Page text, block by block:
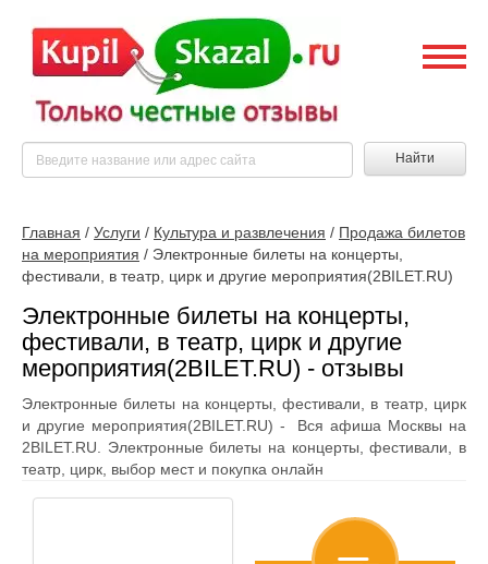
Найти
Главная / Услуги / Культура и развлечения / Продажа билетов
на мероприятия / Электронные билеты на концерты,
фестивали, в театр, цирк и другие мероприятия(2BILET.RU)
Электронные билеты на концерты,
фестивали, в театр, цирк и другие
мероприятия(2BILET.RU) - отзывы
Электронные билеты на концерты, фестивали, в театр, цирк
и другие мероприятия(2BILET.RU) - Вся афиша Москвы на
2BILET.RU. Электронные билеты на концерты, фестивали, в
театр, цирк, выбор мест и покупка онлайн